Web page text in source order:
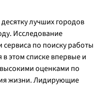
лучших городов
Исследование
по поиску работы
этом списке впервые и
высокими оценками по
жизни. Лидирующие